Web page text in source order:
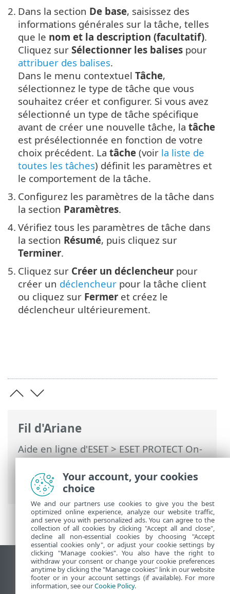
Fil d'Ariane
Aide en ligne d'ESET>ESET PROTECT On-
Prem>Utilisation de ESET PROTECT On-
Prem>ESET PROTECT On-Prem Menu
principal
>Tâches
2. Dans la section De base, saisissez des
informations générales sur la tâche, telles
que le nom et la description (facultatif).
Cliquez sur Sélectionner les balises pour
attribuer des balises.
Dans le menu contextuel Tâche,
sélectionnez le type de tâche que vous
souhaitez créer et configurer. Si vous avez
sélectionné un type de tâche spécifique
avant de créer une nouvelle tâche, la tâche
est présélectionnée en fonction de votre
choix précédent. La tâche (voir la liste de
toutes les tâches) définit les paramètres et
le comportement de la tâche.
3. Configurez les paramètres de la tâche dans
la section Paramètres.
4. Vérifiez tous les paramètres de tâche dans
la section Résumé, puis cliquez sur
Terminer.
5. Cliquez sur Créer un déclencheur pour
créer un déclencheur pour la tâche client
ou cliquez sur Fermer et créez le
déclencheur ultérieurement.
Afficher le site pour ordinateur de bureau
End of Life
Your account, your cookies
choice
We and our partners use cookies to give you the best
optimized online experience, analyze our website traffic,
and serve you with personalized ads. You can agree to the
collection of all cookies by clicking "Accept all and close",
decline all non-essential cookies by choosing "Accept
essential cookies only", or adjust your cookie settings by
clicking "Manage cookies". You also have the right to
withdraw your consent or change your cookie preferences
anytime by clicking the "Manage cookies" link in our website
footer or in your account settings (if available). For more
information, see ourCookie Policy.